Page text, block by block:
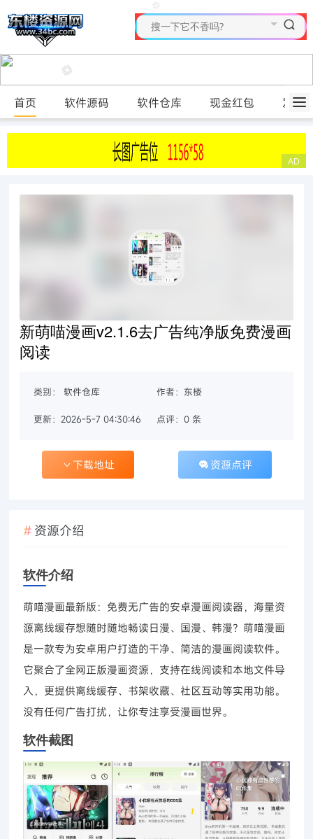
首页 软件源码 软件仓库 现金红包 发布
新萌喵漫画v2.1.6去广告纯净版免费漫画
阅读
类别： 软件仓库 作者：东楼
更新：2026-5-7 04:30:46 点评：0 条
下载地址 资源点评
资源介绍
软件介绍
萌喵漫画最新版：免费无广告的安卓漫画阅读器，海量资
源离线缓存想随时随地畅读日漫、国漫、韩漫？萌喵漫画
是一款专为安卓用户打造的干净、简洁的漫画阅读软件。
它聚合了全网正版漫画资源，支持在线阅读和本地文件导
入，更提供离线缓存、书架收藏、社区互动等实用功能。
没有任何广告打扰，让你专注享受漫画世界。
软件截图